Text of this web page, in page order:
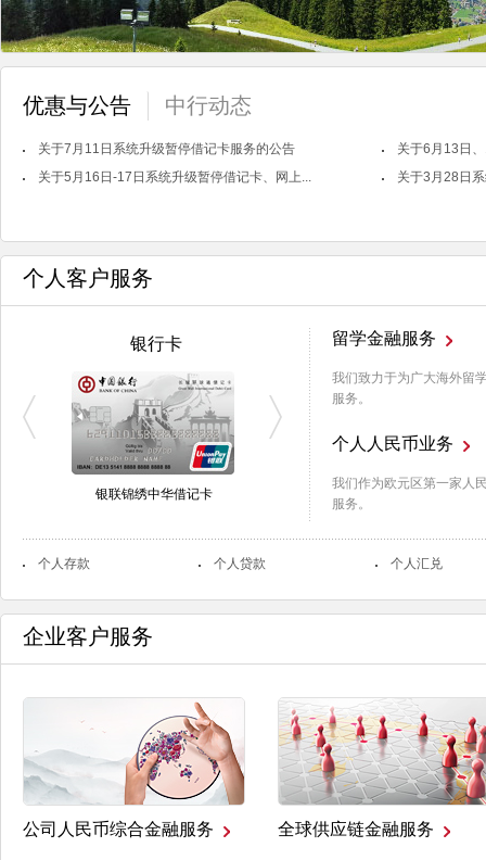
优惠与公告 中行动态
关于7月11日系统升级暂停借记卡服务的公告
关于6月13日
关于5月16日-17日系统升级暂停借记卡、网上...
关于3月28日
个人客户服务
银行卡
银联锦绣中华借记卡 长城环球通万事达欧元借记卡
留学金融服务
我们致力于为广大海外留
服务。
个人人民币业务
我们作为欧元区第一家人
服务。
个人存款 个人贷款 个人汇兑
企业客户服务
公司人民币综合金融服务 全球供应链金融服务